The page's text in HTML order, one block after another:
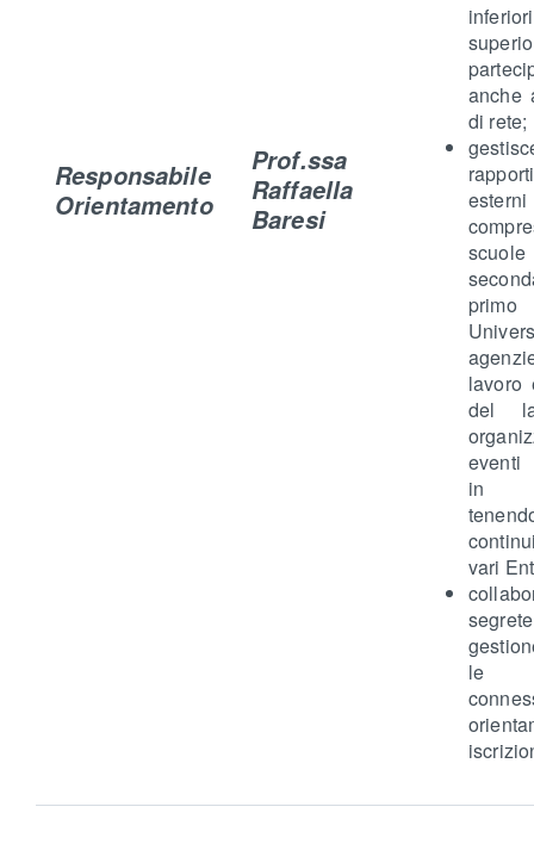
Responsabile
Orientamento
Prof.ssa
Raffaella
Baresi
anche
di rete;
esterni
scuole
lavoro
del
in
vari
le